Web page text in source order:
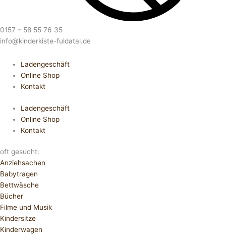
0157 – 58 55 76 35
info@kinderkiste-fuldatal.de
Ladengeschäft
Online Shop
Kontakt
Ladengeschäft
Online Shop
Kontakt
oft gesucht:
Anziehsachen
Babytragen
Bettwäsche
Bücher
Filme und Musik
Kindersitze
Kinderwagen